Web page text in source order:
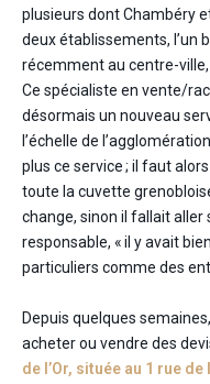
plusieurs dont Chambéry
deux établissements, l’un
récemment au centre-
Ce spécialiste en vente/
désormais un nouveau
l’échelle de
plus ce service ; il faut
toute la cuvette
change, sinon il fallait aller
responsable, « il y avait
particuliers comme des
Depuis quelques
acheter ou vendre des
de l’Or, située au 1 rue